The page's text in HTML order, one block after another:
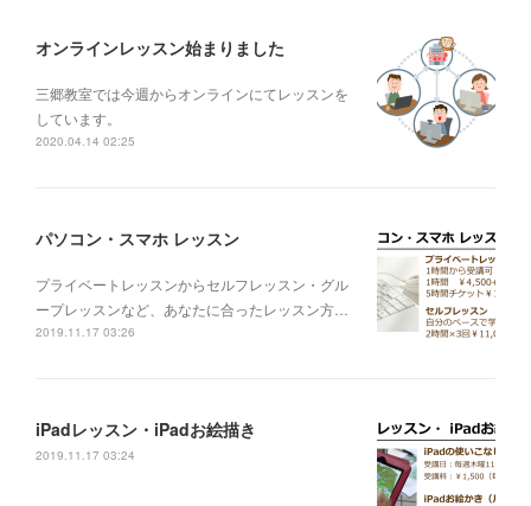
オンラインレッスン始まりました
三郷教室では今週からオンラインにてレッスンを
しています。
2020.04.14 02:25
パソコン・スマホ レッスン
プライベートレッスンからセルフレッスン・グル
ープレッスンなど、あなたに合ったレッスン方…
2019.11.17 03:26
iPadレッスン・iPadお絵描き
2019.11.17 03:24